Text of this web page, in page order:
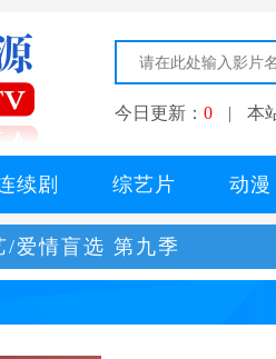
今日更新： 0 | 本
续剧 综艺片 动漫
/爱情盲选 第九季